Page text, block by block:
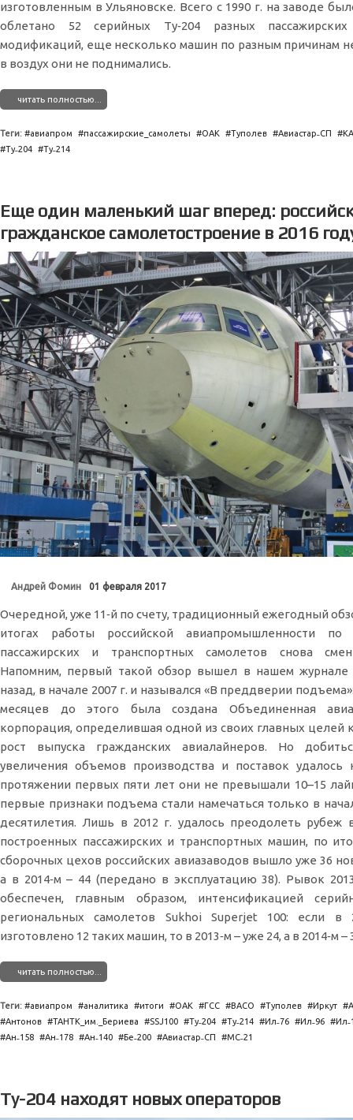
изготовленным в Ульяновске. Всего с 1990 г. на заводе
облетано 52 серийных Ту‑204 разных
модификаций, еще несколько машин по разным причинам
в воздух они не поднимались.
читать полностью...
Теги: авиапром пассажирские_самолеты ОАК Туполев Авиастар˗СП
Ту˗204
Ту˗214
Еще один маленький шаг вперед:
гражданское самолетостроение в 2016
Андрей Фомин 01 февраля 2017
Очередной, уже 11‑й по счету, традиционный ежегодный
итогах работы российской авиапромышленности по
пассажирских и транспортных самолетов снова
Напомним, первый такой обзор вышел в нашем журнале
назад, в начале 2007 г. и назывался «В преддверии
месяцев до этого была создана Объединенная
корпорация, определившая одной из своих главных целей
рост выпуска гражданских авиалайнеров. Но
увеличения объемов производства и поставок удалось
протяжении первых пяти лет они не превышали 10–15
первые признаки подъема стали намечаться только в
десятилетия. Лишь в 2012 г. удалось преодолеть рубеж
построенных пассажирских и транспортных машин, по
сборочных цехов российских авиазаводов вышло уже 36
а в 2014‑м – 44 (передано в эксплуатацию 38). Рывок
обеспечен, главным образом, интенсификацией
региональных самолетов Sukhoi Superjet 100: если в
изготовлено 12 таких машин, то в 2013‑м – уже 24, а в 2014‑м –
читать полностью...
Теги: авиапром аналитика итоги ОАК ГСС ВАСО Туполев Иркут
Антонов
ТАНТК_им._Бериева SSJ100 Ту˗204 Ту˗214 Ил˗76 Ил˗96
Ан˗158
Ан˗178 Ан˗140 Бе˗200 Авиастар˗СП МС˗21
Ту-204 находят новых операторов